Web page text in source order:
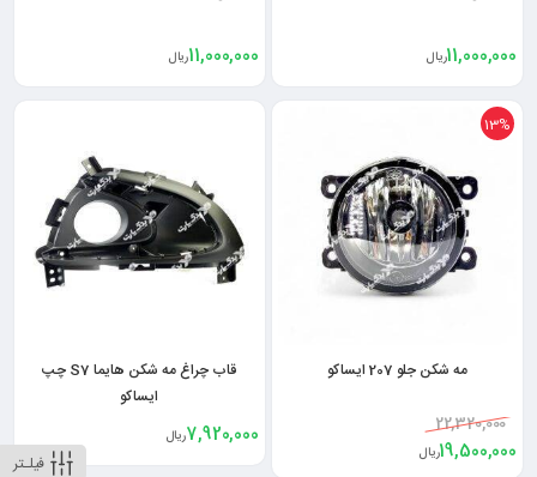
فیلـتر
11,000,000ریال 11,000,000ریال
13%
مه شکن جلو 207 ایساکو
22,320,000
19,500,000ریال
قاب چراغ مه شکن هایما S7 چپ
ایساکو
7,920,000ریال